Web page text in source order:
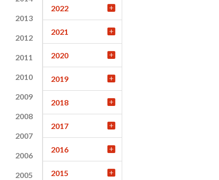
2013
2012
2011
2010
2009
2008
2007
2006
2005
2022
2021
2020
2019
2018
2017
2016
2015